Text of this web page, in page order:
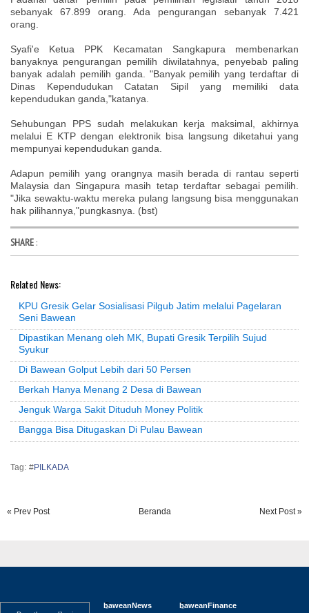
sebanyak 67.899 orang. Ada pengurangan sebanyak 7.421
orang.
Syafi'e Ketua PPK Kecamatan Sangkapura membenarkan
banyaknya pengurangan pemilih diwilatahnya, penyebab paling
banyak adalah pemilih ganda. "Banyak pemilih yang terdaftar di
Dinas Kependudukan Catatan Sipil yang memiliki data
kependudukan ganda,"katanya.
Sehubungan PPS sudah melakukan kerja maksimal, akhirnya
melalui E KTP dengan elektronik bisa langsung diketahui yang
mempunyai kependudukan ganda.
Adapun pemilih yang orangnya masih berada di rantau seperti
Malaysia dan Singapura masih tetap terdaftar sebagai pemilih.
"Jika sewaktu-waktu mereka pulang langsung bisa menggunakan
hak pilihannya,"pungkasnya. (bst)
SHARE :
Related News:
KPU Gresik Gelar Sosialisasi Pilgub Jatim melalui Pagelaran
Seni Bawean
Dipastikan Menang oleh MK, Bupati Gresik Terpilih Sujud
Syukur
Di Bawean Golput Lebih dari 50 Persen
Berkah Hanya Menang 2 Desa di Bawean
Jenguk Warga Sakit Dituduh Money Politik
Bangga Bisa Ditugaskan Di Pulau Bawean
Tag: #PILKADA
« Prev Post Next Post »
Beranda
baweanNews
baweanFinance